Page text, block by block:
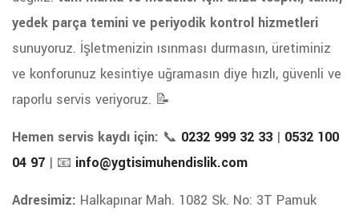
yedek parça temini ve periyodik kontrol hizmetleri
sunuyoruz. İşletmenizin ısınması durmasın, üretiminiz
ve konforunuz kesintiye uğramasın diye hızlı, güvenli ve
raporlu servis veriyoruz. 📝
Hemen servis kaydı için: 📞 0232 999 32 33 | 0532 100
04 97 | 📧 info@ygtisimuhendislik.com
Adresimiz: Halkapınar Mah. 1082 Sk. No: 3T Pamuk